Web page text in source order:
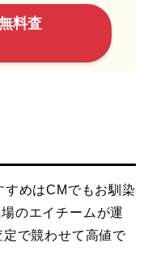
料査
めはCMでもお馴染
のエイチームが運
で競わせて高値で